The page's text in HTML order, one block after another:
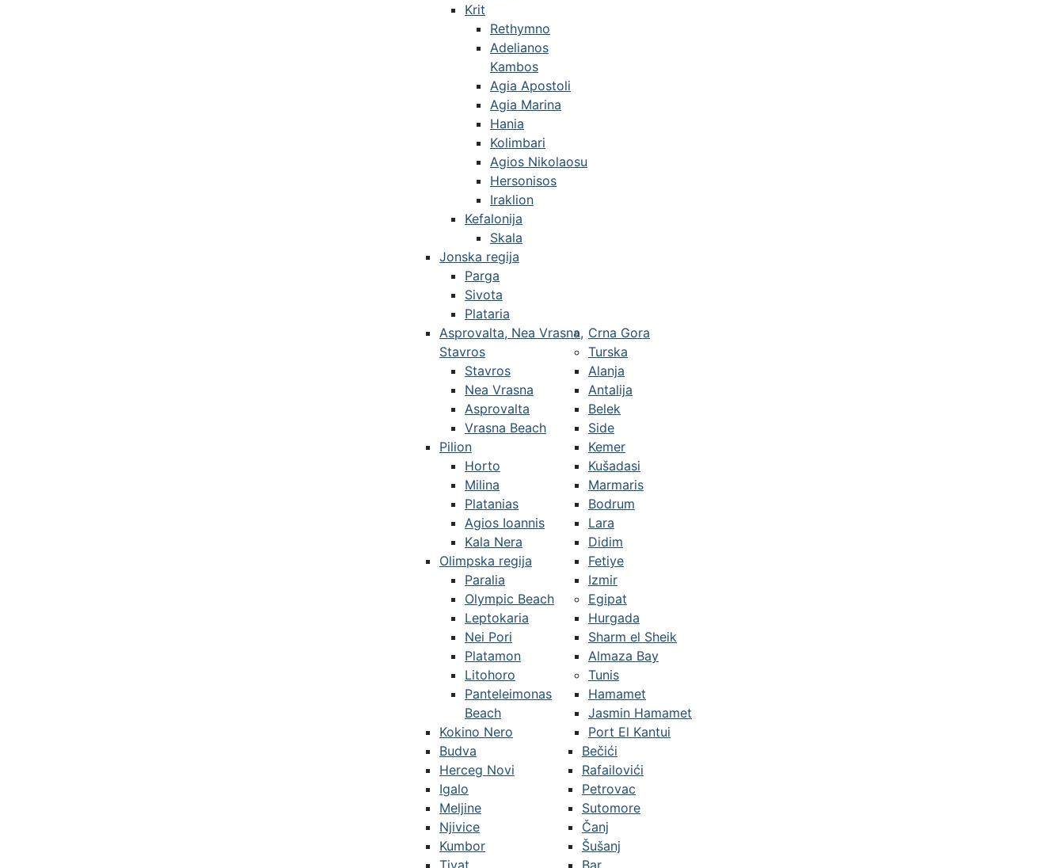
Krit
Rethymno
Adelianos
Kambos
Agia Apostoli
Agia Marina
Hania
Kolimbari
Agios Nikolaosu
Hersonisos
Iraklion
Kefalonija
Skala
Jonska regija
Parga
Sivota
Plataria
Asprovalta, Nea Vrasna,
Stavros
Stavros
Nea Vrasna
Asprovalta
Vrasna Beach
Pilion
Horto
Milina
Platanias
Agios Ioannis
Kala Nera
Olimpska regija
Paralia
Olympic Beach
Leptokaria
Nei Pori
Platamon
Litohoro
Panteleimonas
Beach
Kokino Nero
Crna Gora
Budva
Herceg Novi
Igalo
Meljine
Njivice
Kumbor
Tivat
Bečići
Rafailovići
Petrovac
Sutomore
Čanj
Šušanj
Bar
Turska
Alanja
Antalija
Belek
Side
Kemer
Kušadasi
Marmaris
Bodrum
Lara
Didim
Fetiye
Izmir
Egipat
Hurgada
Sharm el Sheik
Almaza Bay
Tunis
Hamamet
Jasmin Hamamet
Port El Kantui